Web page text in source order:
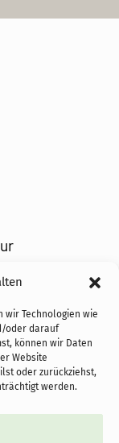
wir Technologien wie
oder darauf
können wir Daten
Website
oder zurückziehst,
werden.